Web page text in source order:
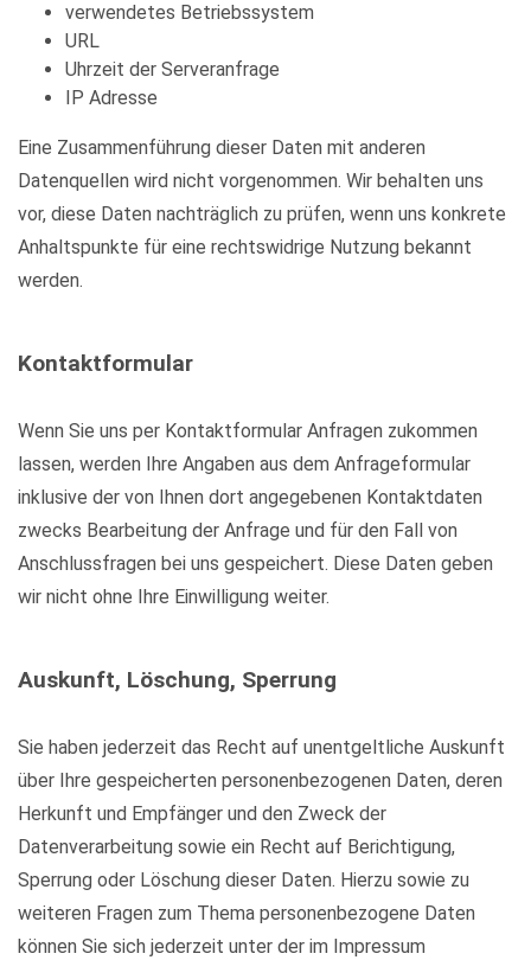
verwendetes Betriebssystem
URL
Uhrzeit der Serveranfrage
IP Adresse
Eine Zusammenführung dieser Daten mit anderen
Datenquellen wird nicht vorgenommen. Wir behalten uns
vor, diese Daten nachträglich zu prüfen, wenn uns konkrete
Anhaltspunkte für eine rechtswidrige Nutzung bekannt
werden.
Kontaktformular
Wenn Sie uns per Kontaktformular Anfragen zukommen
lassen, werden Ihre Angaben aus dem Anfrageformular
inklusive der von Ihnen dort angegebenen Kontaktdaten
zwecks Bearbeitung der Anfrage und für den Fall von
Anschlussfragen bei uns gespeichert. Diese Daten geben
wir nicht ohne Ihre Einwilligung weiter.
Auskunft, Löschung, Sperrung
Sie haben jederzeit das Recht auf unentgeltliche Auskunft
über Ihre gespeicherten personenbezogenen Daten, deren
Herkunft und Empfänger und den Zweck der
Datenverarbeitung sowie ein Recht auf Berichtigung,
Sperrung oder Löschung dieser Daten. Hierzu sowie zu
weiteren Fragen zum Thema personenbezogene Daten
können Sie sich jederzeit unter der im Impressum